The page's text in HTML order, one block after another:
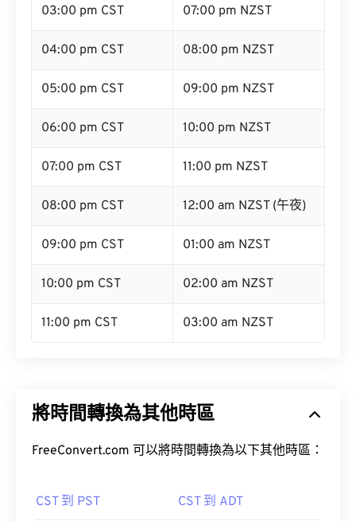
03:00 pm CST 07:00 pm NZST
04:00 pm CST 08:00 pm NZST
05:00 pm CST 09:00 pm NZST
06:00 pm CST 10:00 pm NZST
07:00 pm CST 11:00 pm NZST
08:00 pm CST 12:00 am NZST (午夜)
09:00 pm CST 01:00 am NZST
10:00 pm CST 02:00 am NZST
11:00 pm CST 03:00 am NZST
將時間轉換為其他時區
FreeConvert.com 可以將時間轉換為以下其他時區：
CST 到 PST CST 到 ADT